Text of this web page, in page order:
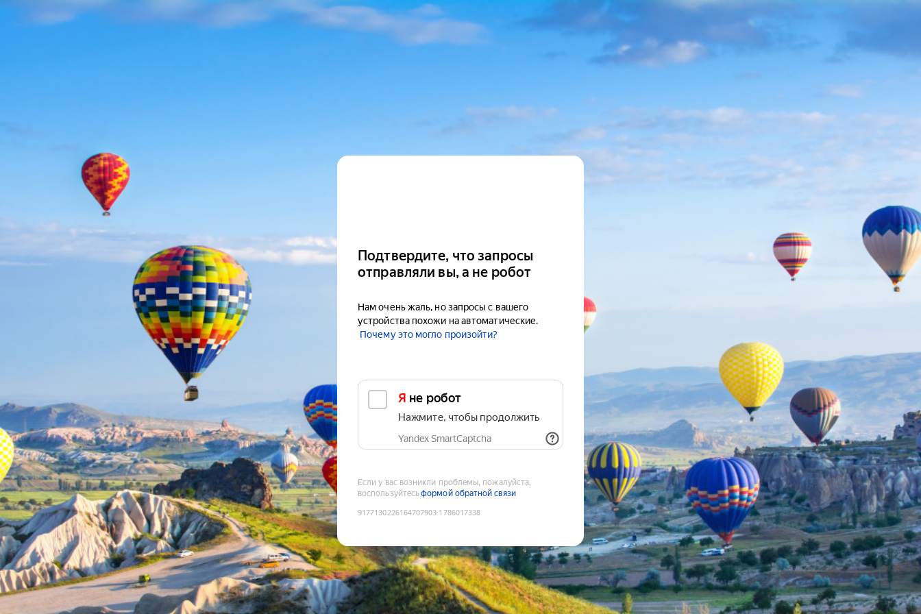
Подтвердите, что запросы
отправляли вы, а не робот
Нам очень жаль, но запросы с вашего
устройства похожи на автоматические.
Почему это могло произойти?
Я не робот
Нажмите, чтобы продолжить
Yandex SmartCaptcha
Если у вас возникли проблемы, пожалуйста,
воспользуйтесьформой обратной связи
9177130226164707903:1786017338